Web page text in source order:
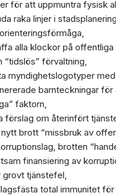
för att uppmuntra fysisk
raka linjer i
alla klockor på
“tidslös” förvaltning,
myndighetslogotyper med
barnteckningar för
faktorn,
förslag om återinfört
brott “missbruk av
brotten
finansiering av
tjänstefel,
total immunitet